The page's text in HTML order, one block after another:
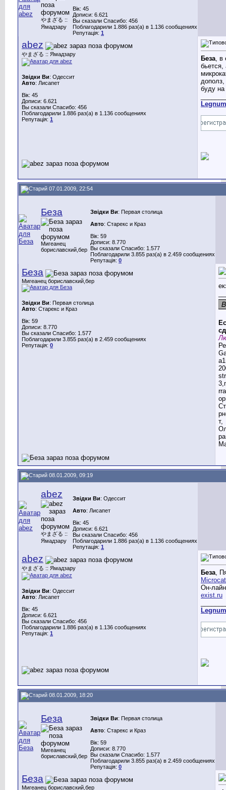
やまざる ::
Ямадзару
Вік: 45
Дописи: 6.621
Вы сказали Спасибо: 456
Поблагодарили 1.886 раз(а) в 1.136 сообщениях
Репутація: 1
abez
やまざる :: Ямадзару
Звідки Ви: Одессит
Авто: Лисапет
Вік: 45
Дописи: 6.621
Вы сказали Спасибо: 456
Поблагодарили 1.886 раз(а) в 1.136 сообщениях
Репутація: 1
Беза ,
бьется,
дополз,
буду на
Legnum
07.01.2009, 22:54
Беза
Мигеанец
бориславский,бер
Звідки Ви: Первая столица
Авто: Старекс и Краз
Вік: 59
Дописи: 8.770
Вы сказали Спасибо: 1.577
Поблагодарили 3.855 раз(а) в 2.459 сообщениях
Репутація: 0
Беза
Мигеанец бориславский,бер
Звідки Ви: Первая столица
Авто: Старекс и Краз
Вік: 59
Дописи: 8.770
Вы сказали Спасибо: 1.577
Поблагодарили 3.855 раз(а) в 2.459 сообщениях
Репутація: 0
т,
08.01.2009, 09:19
abez
やまざる ::
Ямадзару
Звідки Ви: Одессит
Авто: Лисапет
Вік: 45
Дописи: 6.621
Вы сказали Спасибо: 456
Поблагодарили 1.886 раз(а) в 1.136 сообщениях
Репутація: 1
abez
やまざる :: Ямадзару
Звідки Ви: Одессит
Авто: Лисапет
Вік: 45
Дописи: 6.621
Вы сказали Спасибо: 456
Поблагодарили 1.886 раз(а) в 1.136 сообщениях
Репутація: 1
Беза ,
Он-
exist.ru
Legnum
08.01.2009, 18:20
Беза
Мигеанец
бориславский,бер
Звідки Ви: Первая столица
Авто: Старекс и Краз
Вік: 59
Дописи: 8.770
Вы сказали Спасибо: 1.577
Поблагодарили 3.855 раз(а) в 2.459 сообщениях
Репутація: 0
Беза
Мигеанец бориславский,бер